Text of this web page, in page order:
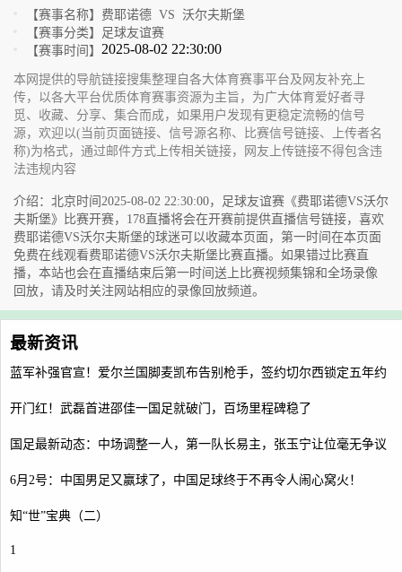
【赛事名称】 费耶诺德 VS 沃尔夫斯堡
【赛事分类】
足球友谊赛
【赛事时间】 2025-08-02 22:30:00
本网提供的导航链接搜集整理自各大体育赛事平台及网友补充上
传，以各大平台优质体育赛事资源为主旨，为广大体育爱好者寻
觅、收藏、分享、集合而成，如果用户发现有更稳定流畅的信号
源，欢迎以(当前页面链接、信号源名称、比赛信号链接、上传者名
称)为格式，通过邮件方式上传相关链接，网友上传链接不得包含违
法违规内容
介绍：北京时间2025-08-02 22:30:00，足球友谊赛《费耶诺德VS沃尔
夫斯堡》比赛开赛，178直播将会在开赛前提供直播信号链接，喜欢
费耶诺德VS沃尔夫斯堡的球迷可以收藏本页面，第一时间在本页面
免费在线观看费耶诺德VS沃尔夫斯堡比赛直播。如果错过比赛直
播，本站也会在直播结束后第一时间送上比赛视频集锦和全场录像
回放，请及时关注网站相应的录像回放频道。
最新资讯
蓝军补强官宣！爱尔兰国脚麦凯布告别枪手，签约切尔西锁定五年约
开门红！武磊首进邵佳一国足就破门，百场里程碑稳了
国足最新动态：中场调整一人，第一队长易主，张玉宁让位毫无争议
6月2号：中国男足又赢球了，中国足球终于不再令人闹心窝火！
知“世”宝典（二）
1